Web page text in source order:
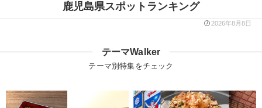
鹿児島県スポットランキング
2026年8月8日
テーマWalker
テーマ別特集をチェック